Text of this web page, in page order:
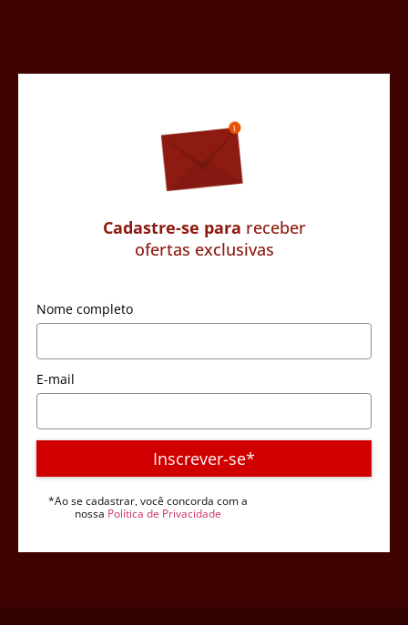
Cadastre-se para receber
ofertas exclusivas
Nome completo
E-mail
Inscrever-se*
*Ao se cadastrar, você concorda com a
nossa Política de Privacidade